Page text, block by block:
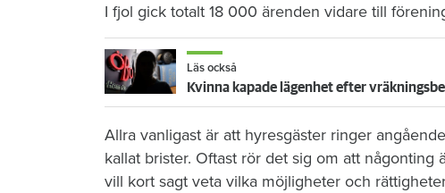
I fjol gick totalt 18 000 ärenden vidare till
Läs också
Kvinna kapade lägenhet efter
Allra vanligast är att hyresgäster ringer
kallat brister. Oftast rör det sig om att
vill kort sagt veta vilka möjligheter och